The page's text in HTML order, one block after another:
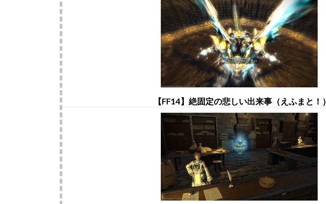
【FF14】絶固定の悲しい出来事（えふまと！）